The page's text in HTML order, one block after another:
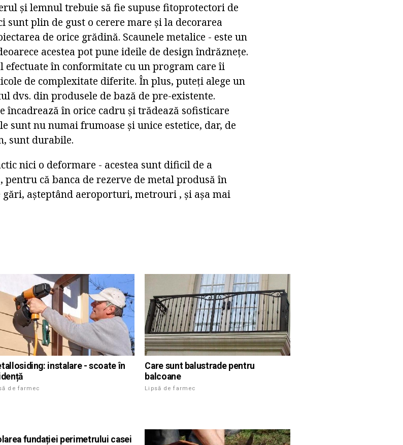
și lemnul trebuie să fie supuse fitoprotectori de
sunt plin de gust o cerere mare și la decorarea
de orice grădină. Scaunele metalice - este un
acestea pot pune ideile de design îndrăznețe.
efectuate în conformitate cu un program care îi
de complexitate diferite. În plus, puteți alege un
dvs. din produsele de bază de pre-existente.
încadrează în orice cadru și trădează sofisticare
sunt nu numai frumoase și unice estetice, dar, de
sunt durabile.
nici o deformare - acestea sunt dificil de a
pentru că banca de rezerve de metal produsă în
așteptând aeroporturi, metrouri , și așa mai
instalare - scoate în
de farmec
Care sunt balustrade pentru
balcoane
Lipsă de farmec
fundației perimetrului casei